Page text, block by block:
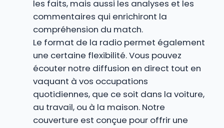
les faits, mais aussi les analyses et les
commentaires qui enrichiront la
compréhension du match.
Le format de la radio permet également
une certaine flexibilité. Vous pouvez
écouter notre diffusion en direct tout en
vaquant à vos occupations
quotidiennes, que ce soit dans la voiture,
au travail, ou à la maison. Notre
couverture est conçue pour offrir une